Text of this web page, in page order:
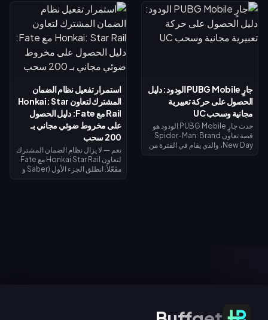
الاسترداد، وأنجز المهام اليومية
للحصول على عملات رييروكو
(Reiryoku) - وهي العملة
المستخدمة للحصول على مظهر مومو
أيايسي (Momo Ayase) الملحمي
الاستبدال في 31 أغسطس.
سترايك (15 يوليو – 14 أغسطس
2026) تعيد لك 520 قطعة ذهبية عند
الوصول إلى المستوى الأقصى — وهي
كافية لتمويل تذكرة النخبة أو محاولات
الحصول على ليفاي. يوضح لك دليل
الأسبوع الأول هذا كيفية جمع الذهب
المجاني، واسترداد الرموز، وتوقيت
استرداد الأموال بحيث لا يكلفك ليفاي
جارٍ PUBG Mobile الودود: دليل
الحصول على حركة تعبيرية
مجانية وسحب UC
حدث جارٍ PUBG Mobile الودود هو
قصة تعاون Spider-Man: Brand
New Day، والذي يقام في الفترة من
استمرار تفعيل نظام الضمان
المشترك لتعاون Honkai: Star
Rail مع Fate: دليل الحصول
على مخروط ضوئي مجاني بـ
200 سحب
نعم — لا يزال نظام الضمان المشترك
لتعاون Honkai Star Rail مع Fate
مفَعّلاً. انطلق الجزء الأول (Saber و
الاشتراك في العروض